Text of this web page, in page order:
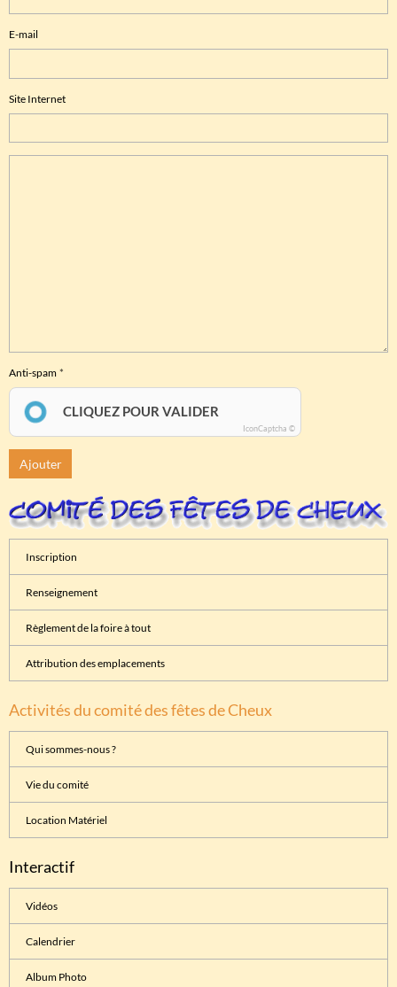
E-mail
Site Internet
Anti-spam
CLIQUEZ POUR VALIDER
IconCaptcha ©
Ajouter
Inscription
Renseignement
Règlement de la foire à tout
Attribution des emplacements
Activités du comité des fêtes de Cheux
Qui sommes-nous ?
Vie du comité
Location Matériel
Interactif
Vidéos
Calendrier
Album Photo